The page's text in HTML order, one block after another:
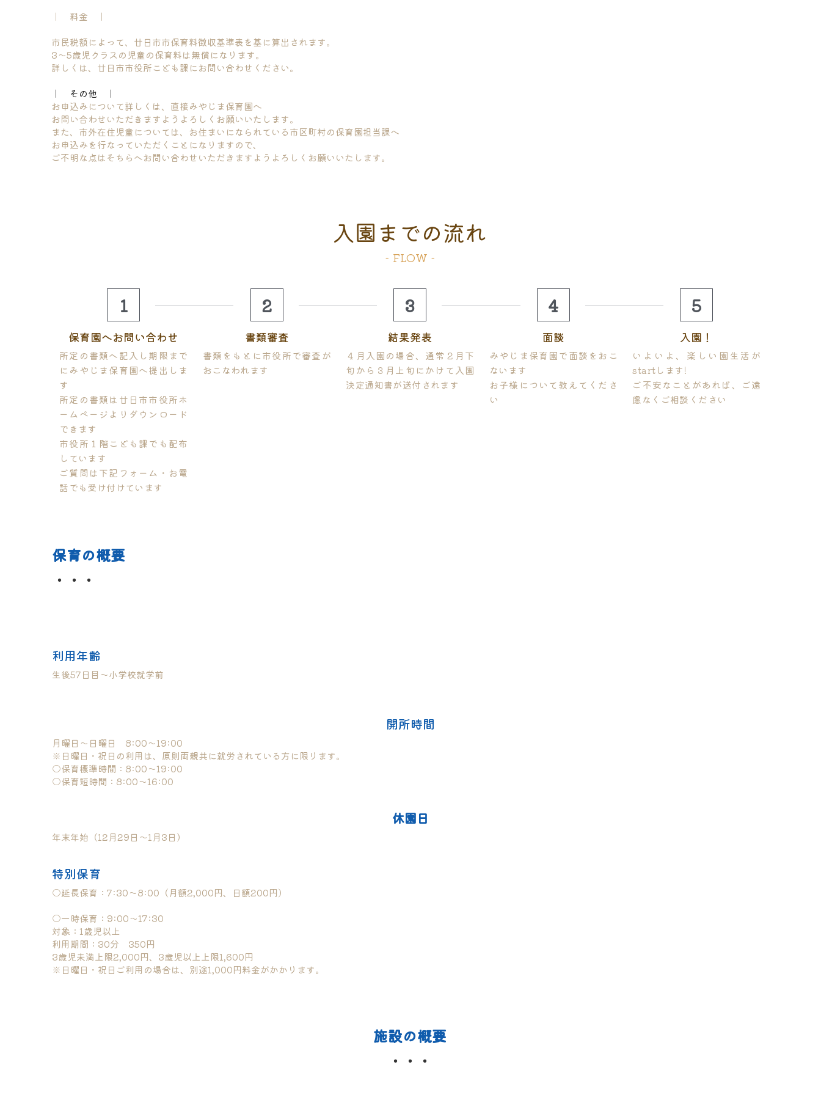
｜　料金　｜
市民税額によって、廿日市市保育料徴収基準表を基に算出されます。
3～5歳児クラスの児童の保育料は無償になります。
詳しくは、廿日市市役所こども課にお問い合わせください。
｜　その他　｜
お申込みについて詳しくは、直接みやじま保育園へ
お問い合わせいただきますようよろしくお願いいたします。
また、市外在住児童については、お住まいになられている市区町村の保育園担当課へ
お申込みを行なっていただくことになりますので、
ご不明な点はそちらへお問い合わせいただきますようよろしくお願いいたします。
入園までの流れ
1
所定の書類へ記入し期限まで
にみやじま保育園へ提出しま
す
所定の書類は廿日市市役所ホ
ームページよりダウンロード
できます
市役所１階こども課でも配布
しています
ご質問は下記フォーム・お電
話でも受け付けています
2
書類をもとに市役所で審査が
おこなわれます
3
４月入園の場合、通常２月下
旬から３月上旬にかけて入園
決定通知書が送付されます
4
みやじま保育園で面談をおこ
ないます
お子様について教えてくださ
い
5
いよいよ、楽しい園生活が
startします!
ご不安なことがあれば、ご遠
慮なくご相談ください
・・・
子育てと仕事・生活が両立できるようサポート。働き方にあった保育サービスの提供。
○保育短時間：8:00〜16:00
特別保育
対象：1歳児以上
3歳児未満上限2,000円、3歳児以上上限1,600円
※日曜日・祝日ご利用の場合は、別途1,000円料金がかかります。
Overview